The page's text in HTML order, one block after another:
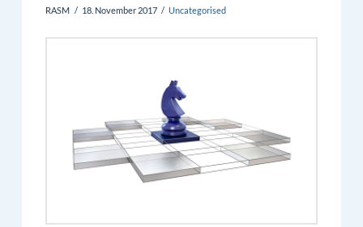
RASM 18. November 2017 Uncategorised